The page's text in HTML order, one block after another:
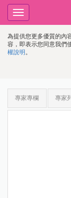
為提供您更多優質的內
容，即表示您同意我們
權說明 。
Toggle
navigation
專家專欄 專家